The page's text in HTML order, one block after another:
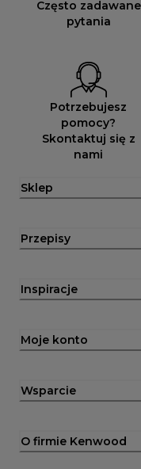
Często zadawane
pytania
Potrzebujesz
pomocy?
Skontaktuj się z
nami
Sklep
Przepisy
Inspiracje
Moje konto
Wsparcie
O firmie Kenwood